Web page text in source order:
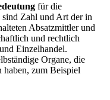
für die
Zahl und Art der in
Absatzmittler und
und rechtlich
Einzelhandel.
Organe, die
haben, zum Beispiel